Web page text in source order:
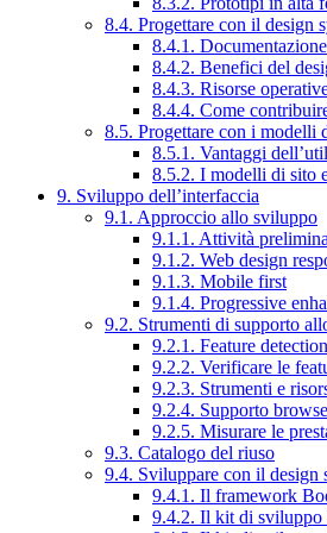
8.4. Progettare con il design
8.4.1. Documentazione
8.4.2. Benefici del
8.4.3. Risorse
8.4.4. Come
8.5. Progettare con i modelli
8.5.1. Vantaggi
8.5.2. I modelli di sito
9. Sviluppo dell’interfaccia
9.1. Approccio allo sviluppo
9.1.1. Attività
9.1.2. Web design
9.1.3. Mobile first
9.1.4. Progressive
9.2. Strumenti di supporto
9.2.1. Feature detection
9.2.2. Verificare le
9.2.3. Strumenti e
9.2.4. Supporto
9.2.5. Misurare le
9.3. Catalogo del riuso
9.4. Sviluppare con il design
9.4.1. Il framework
9.4.2. Il kit di sviluppo